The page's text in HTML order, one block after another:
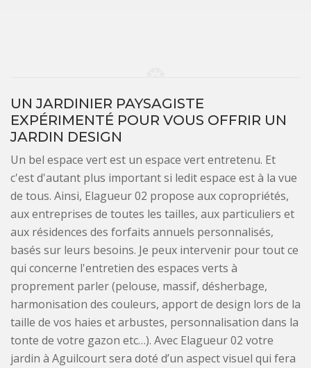
UN JARDINIER PAYSAGISTE
EXPÉRIMENTÉ POUR VOUS OFFRIR UN
JARDIN DESIGN
Un bel espace vert est un espace vert entretenu. Et
c'est d'autant plus important si ledit espace est à la vue
de tous. Ainsi, Elagueur 02 propose aux copropriétés,
aux entreprises de toutes les tailles, aux particuliers et
aux résidences des forfaits annuels personnalisés,
basés sur leurs besoins. Je peux intervenir pour tout ce
qui concerne l'entretien des espaces verts à
proprement parler (pelouse, massif, désherbage,
harmonisation des couleurs, apport de design lors de la
taille de vos haies et arbustes, personnalisation dans la
tonte de votre gazon etc…). Avec Elagueur 02 votre
jardin à Aguilcourt sera doté d’un aspect visuel qui fera